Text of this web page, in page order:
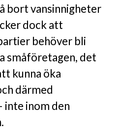
bort vansinnigheter
dock att
behöver bli
småföretagen, det
kunna öka
därmed
inom den